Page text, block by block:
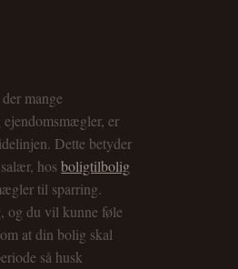
mange
er
Dette betyder
salær, hosboligtilbolig
til sparring.
og du vil kunne føle
at din bolig skal
så husk